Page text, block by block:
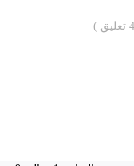
)